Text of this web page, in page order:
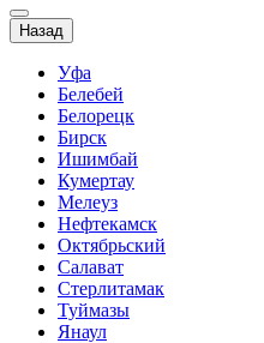
Назад
Уфа
Белебей
Белорецк
Бирск
Ишимбай
Кумертау
Мелеуз
Нефтекамск
Октябрьский
Салават
Стерлитамак
Туймазы
Янаул